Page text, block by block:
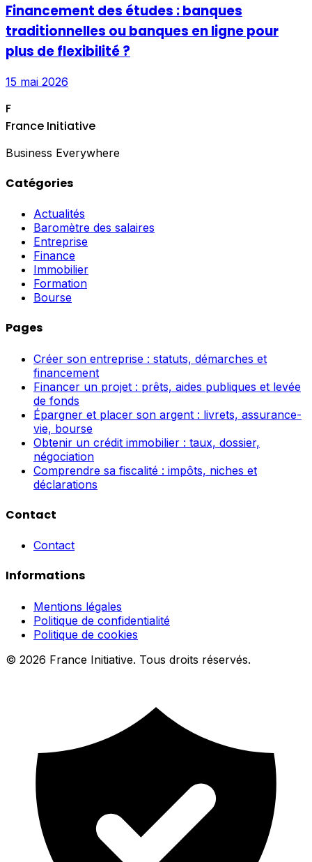
Financement des études : banques
traditionnelles ou banques en ligne pour
plus de flexibilité ?
15 mai 2026
F
France Initiative
Business Everywhere
Catégories
Actualités
Baromètre des salaires
Entreprise
Finance
Immobilier
Formation
Bourse
Pages
Créer son entreprise : statuts, démarches et
financement
Financer un projet : prêts, aides publiques et levée
de fonds
Épargner et placer son argent : livrets, assurance-
vie, bourse
Obtenir un crédit immobilier : taux, dossier,
négociation
Comprendre sa fiscalité : impôts, niches et
déclarations
Contact
Contact
Informations
Mentions légales
Politique de confidentialité
Politique de cookies
© 2026 France Initiative. Tous droits réservés.